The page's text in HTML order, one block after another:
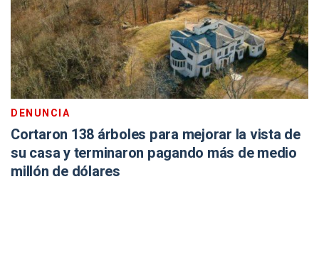
DENUNCIA
Cortaron 138 árboles para mejorar la vista de
su casa y terminaron pagando más de medio
millón de dólares